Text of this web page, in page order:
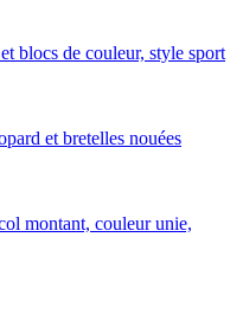
blocs de couleur, style sport
et bretelles nouées
montant, couleur unie,